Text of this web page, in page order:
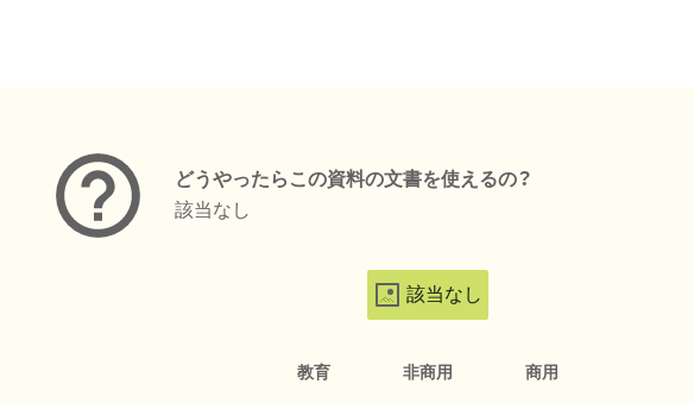
どうやったらこの資料の文書を使えるの？
該当なし
該当なし
教育 非商用 商用